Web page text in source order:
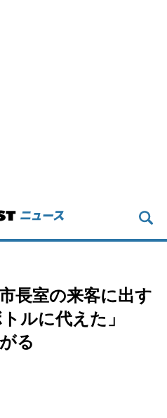
長室の来客に出す
トルに代えた」
る